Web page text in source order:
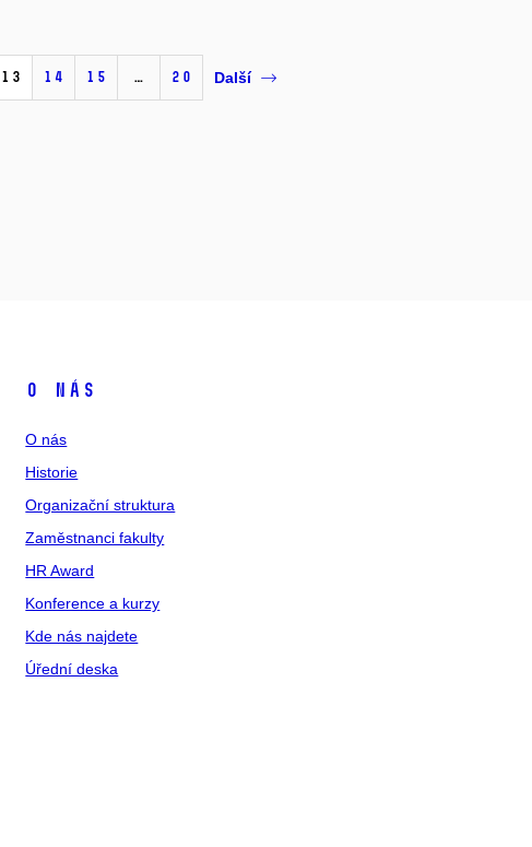
13 14 15 … 20 Další
O nás
O nás
Historie
Organizační struktura
Zaměstnanci fakulty
HR Award
Konference a kurzy
Kde nás najdete
Úřední deska